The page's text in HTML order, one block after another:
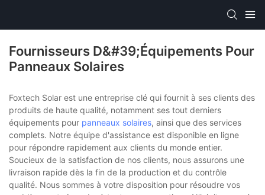
Fournisseurs D&#39;équipements Pour
Panneaux Solaires
Foxtech Solar est une entreprise clé qui fournit à ses clients des
produits de haute qualité, notamment ses tout derniers
équipements pour panneaux solaires, ainsi que des services
complets. Notre équipe d'assistance est disponible en ligne
pour répondre rapidement aux clients du monde entier.
Soucieux de la satisfaction de nos clients, nous assurons une
livraison rapide dès la fin de la production et du contrôle
qualité. Nous sommes à votre disposition pour résoudre vos